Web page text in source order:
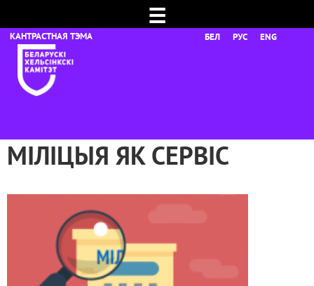
☰
БЕЛ РУС ENG
МІЛІЦЫЯ ЯК СЕРВІС